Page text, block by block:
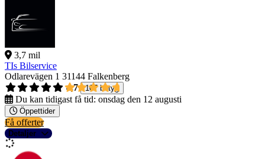
3,7 mil
TIs Bilservice
Odlarevägen 1 31144 Falkenberg
4,7
107 betyg
Du kan tidigast få tid: onsdag den 12 augusti
Öppettider
Få offerter
Detaljer